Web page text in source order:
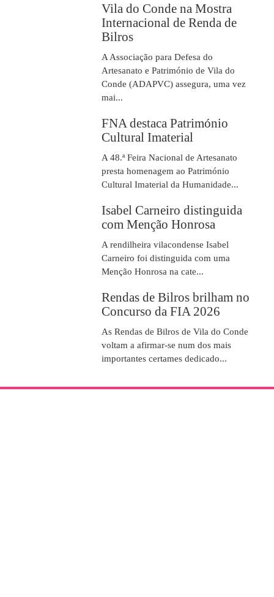
Vila do Conde na Mostra
Internacional de Renda de
Bilros
A Associação para Defesa do
Artesanato e Património de Vila do
Conde (ADAPVC) assegura, uma vez
mai...
FNA destaca Património
Cultural Imaterial
A 48.ª Feira Nacional de Artesanato
presta homenagem ao Património
Cultural Imaterial da Humanidade...
Isabel Carneiro distinguida
com Menção Honrosa
A rendilheira vilacondense Isabel
Carneiro foi distinguida com uma
Menção Honrosa na cate...
Rendas de Bilros brilham no
Concurso da FIA 2026
As Rendas de Bilros de Vila do Conde
voltam a afirmar-se num dos mais
importantes certames dedicado...